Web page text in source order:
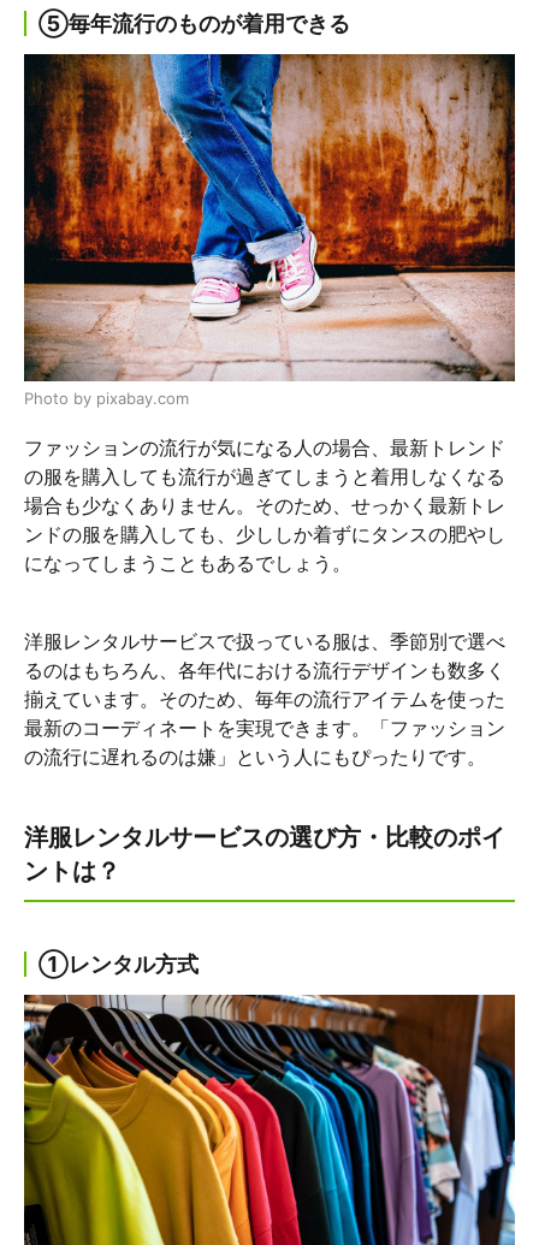
⑤毎年流行のものが着用できる
Photo by pixabay.com
ファッションの流行が気になる人の場合、最新トレンド
の服を購入しても流行が過ぎてしまうと着用しなくなる
場合も少なくありません。そのため、せっかく最新トレ
ンドの服を購入しても、少ししか着ずにタンスの肥やし
になってしまうこともあるでしょう。
洋服レンタルサービスで扱っている服は、季節別で選べ
るのはもちろん、各年代における流行デザインも数多く
揃えています。そのため、毎年の流行アイテムを使った
最新のコーディネートを実現できます。「ファッション
の流行に遅れるのは嫌」という人にもぴったりです。
洋服レンタルサービスの選び方・比較のポイ
ントは？
①レンタル方式